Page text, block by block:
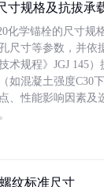
寸规格及抗拔承
化学锚栓的尺寸规
尺寸等参数，并依
术规程》JGJ 145
如混凝土强度C30
、性能影响因素及
纹标准尺寸